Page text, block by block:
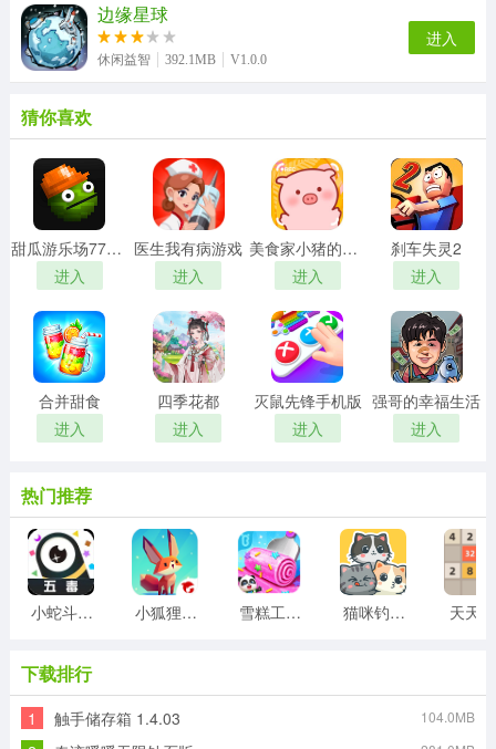
边缘星球
休闲益智 392.1MB V1.0.0
进入
猜你喜欢
甜瓜游乐场7723自带模组汉化版
进入
医生我有病游戏
进入
美食家小猪的大冒险安卓版
进入
刹车失灵2
进入
合并甜食
进入
四季花都
进入
灭鼠先锋手机版
进入
强哥的幸福生活
进入
热门推荐
小蛇斗蜈蚣 小狐狸游戏 雪糕工厂游戏 猫咪钓鱼物语游戏 天天
下载排行
1 触手储存箱 1.4.03 104.0MB